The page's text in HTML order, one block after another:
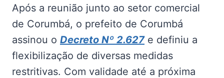
Após a reunião junto ao setor comercial
de Corumbá, o prefeito de Corumbá
assinou o Decreto Nº 2.627e definiu a
flexibilização de diversas medidas
restritivas. Com validade até a próxima